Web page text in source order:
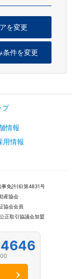
を変更
条件を変更
プ
情報
用情報
事免許(6)第4831号
産協会
協会会員
正取引協議会加盟